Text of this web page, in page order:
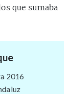
que sumaba
2016